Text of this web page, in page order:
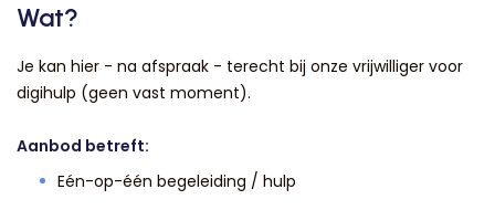
Wat?
Je kan hier - na afspraak - terecht bij onze vrijwilliger voor
digihulp (geen vast moment).
Aanbod betreft:
Eén-op-één begeleiding / hulp